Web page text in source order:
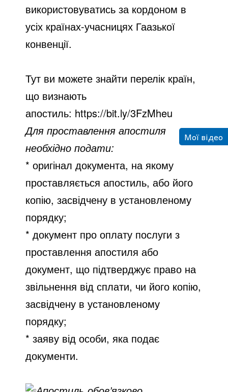
використовуватись за кордоном в
усіх країнах-учасницях Гаазької
конвенції.
Тут ви можете знайти перелік країн,
що визнають
апостиль: https://bit.ly/3FzMheu
Для проставлення апостиля
необхідно подати:
* оригінал документа, на якому
проставляється апостиль, або його
копію, засвідчену в установленому
порядку;
*документ про оплату послуги з
проставлення апостиля або
документ, що підтверджує право на
звільнення від сплати, чи його копію,
засвідчену в установленому
порядку;
* заяву від особи, яка подає
документи.
Мої відео